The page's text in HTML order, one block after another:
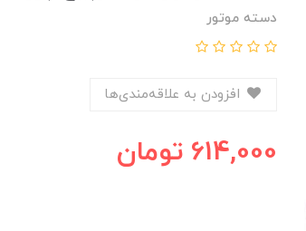
دسته موتور
614,000 تومان